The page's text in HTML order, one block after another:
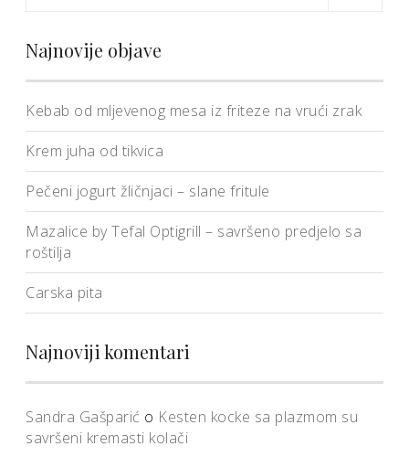
Najnovije objave
Kebab od mljevenog mesa iz friteze na vrući zrak
Krem juha od tikvica
Pečeni jogurt žličnjaci – slane fritule
Mazalice by Tefal Optigrill – savršeno predjelo sa
roštilja
Carska pita
Najnoviji komentari
Sandra Gašparić o Kesten kocke sa plazmom su
savršeni kremasti kolači